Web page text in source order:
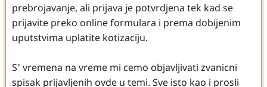
prebrojavanje, ali prijava je potvrdjena tek kad se
prijavite preko online formulara i prema dobijenim
uputstvima uplatite kotizaciju.
S' vremena na vreme mi cemo objavljivati zvanicni
spisak prijavljenih ovde u temi. Sve isto kao i prosli